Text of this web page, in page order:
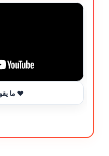
ما يقوله عملاؤنا ❤️